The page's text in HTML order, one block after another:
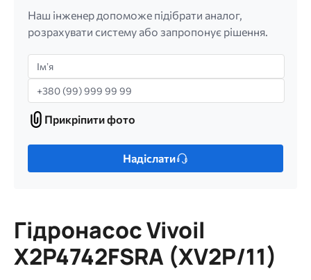
Наш інженер допоможе підібрати аналог,
розрахувати систему або запропонує рішення.
Імʼя
Телефон
Прикріпити
фото
Прикріпити фото
Лише
МБ.
Дозволені
типи:
Надіслати
Гідронасос Vivoil
X2P4742FSRA (XV2P/11)